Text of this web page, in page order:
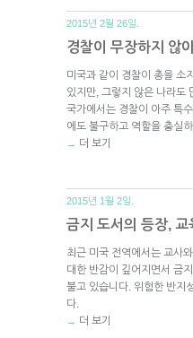
2015년 2월 26일.
경찰이 무장하지 않
미국과 같이 경찰이 총을 소
있지만, 그렇지 않은 나라도
국가에서는 경찰이 아주 특
에도 불구하고 역할을 충실
→ 더 보기
2015년 1월 2일.
금지 도서의 등장, 교
최근 미국 전역에서는 교사
대한 반감이 깊어지면서 금
불고 있습니다. 위험한 반지
다.
→ 더 보기